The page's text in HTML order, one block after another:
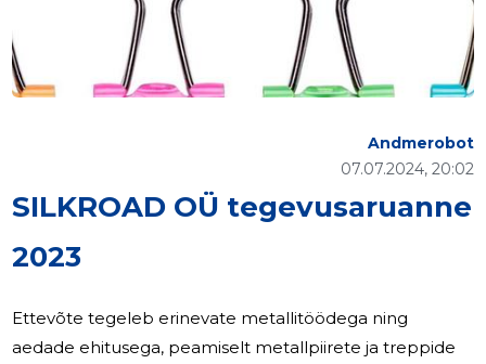
SILKROAD OÜ tegevusaruanne
2023
07.07.2024, 20:02
Andmerobot
Ettevõte tegeleb erinevate metallitöödega ning
aedade ehitusega, peamiselt metallpiirete ja treppide